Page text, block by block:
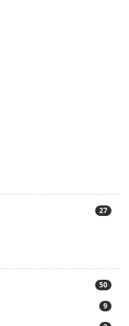
27
50
9